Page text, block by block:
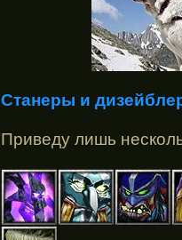
Станеры и
Приведу лишь